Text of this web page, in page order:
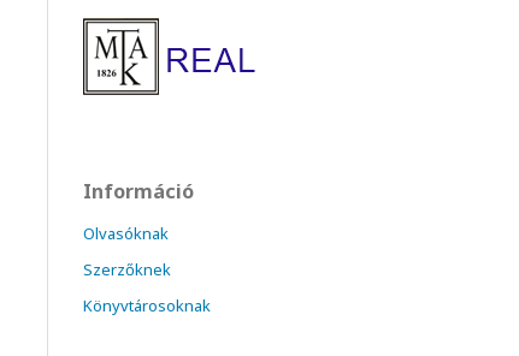
Információ
Olvasóknak
Szerzőknek
Könyvtárosoknak